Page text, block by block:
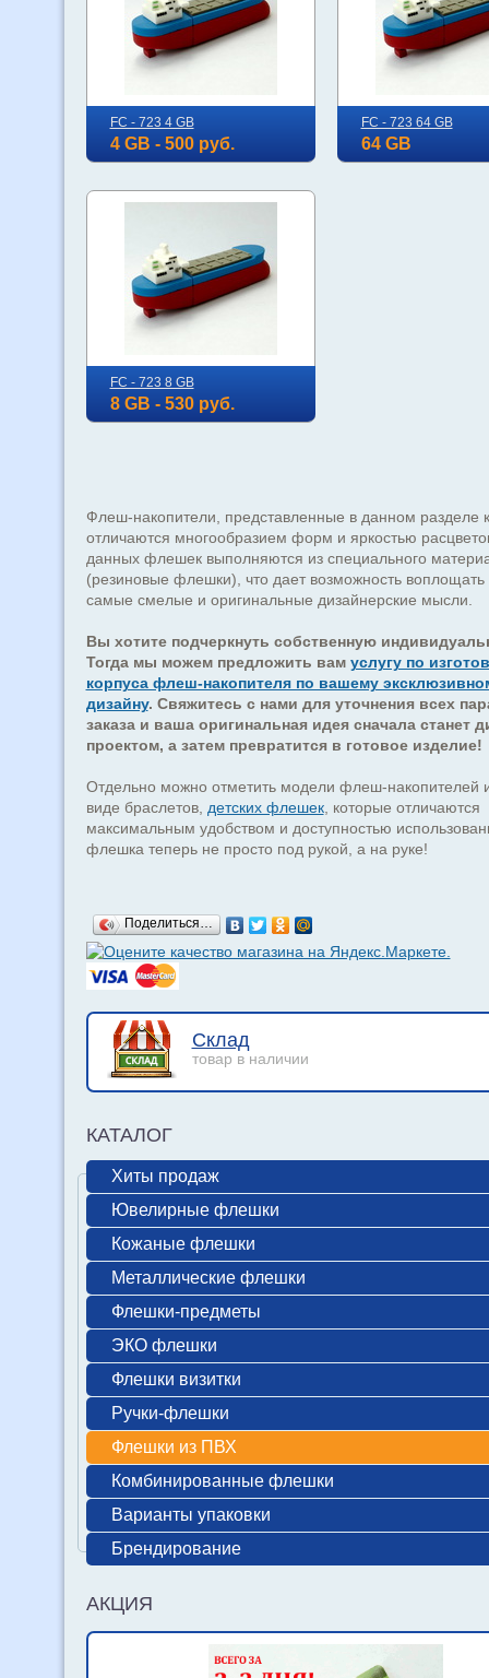
FC - 723 4 GB
4 GB - 500 руб.
FC - 723 64 GB
64 GB
FC - 723 8 GB
8 GB - 530 руб.
Флеш-накопители, представленные в данном разделе
отличаются многообразием форм и яркостью
данных флешек выполняются из специального
(резиновые флешки), что дает возможность воплощать
самые смелые и оригинальные дизайнерские мысли.
Вы хотите подчеркнуть собственную
Тогда мы можем предложить вам услугу по
корпуса флеш-накопителя по вашему
дизайну. Свяжитесь с нами для уточнения всех
заказа и ваша оригинальная идея сначала станет
проектом, а затем превратится в готовое изделие!
Отдельно можно отметить модели флеш-накопителей
виде браслетов, детских флешек, которые отличаются
максимальным удобством и доступностью
флешка теперь не просто под рукой, а на руке!
Поделиться…
Склад
товар в наличии
КАТАЛОГ
Хиты продаж
Ювелирные флешки
Кожаные флешки
Металлические флешки
Флешки-предметы
ЭКО флешки
Флешки визитки
Ручки-флешки
Флешки из ПВХ
Комбинированные флешки
Варианты упаковки
Брендирование
АКЦИЯ